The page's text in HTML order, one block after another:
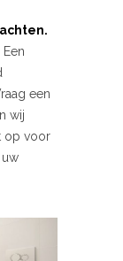
een
wij
op voor